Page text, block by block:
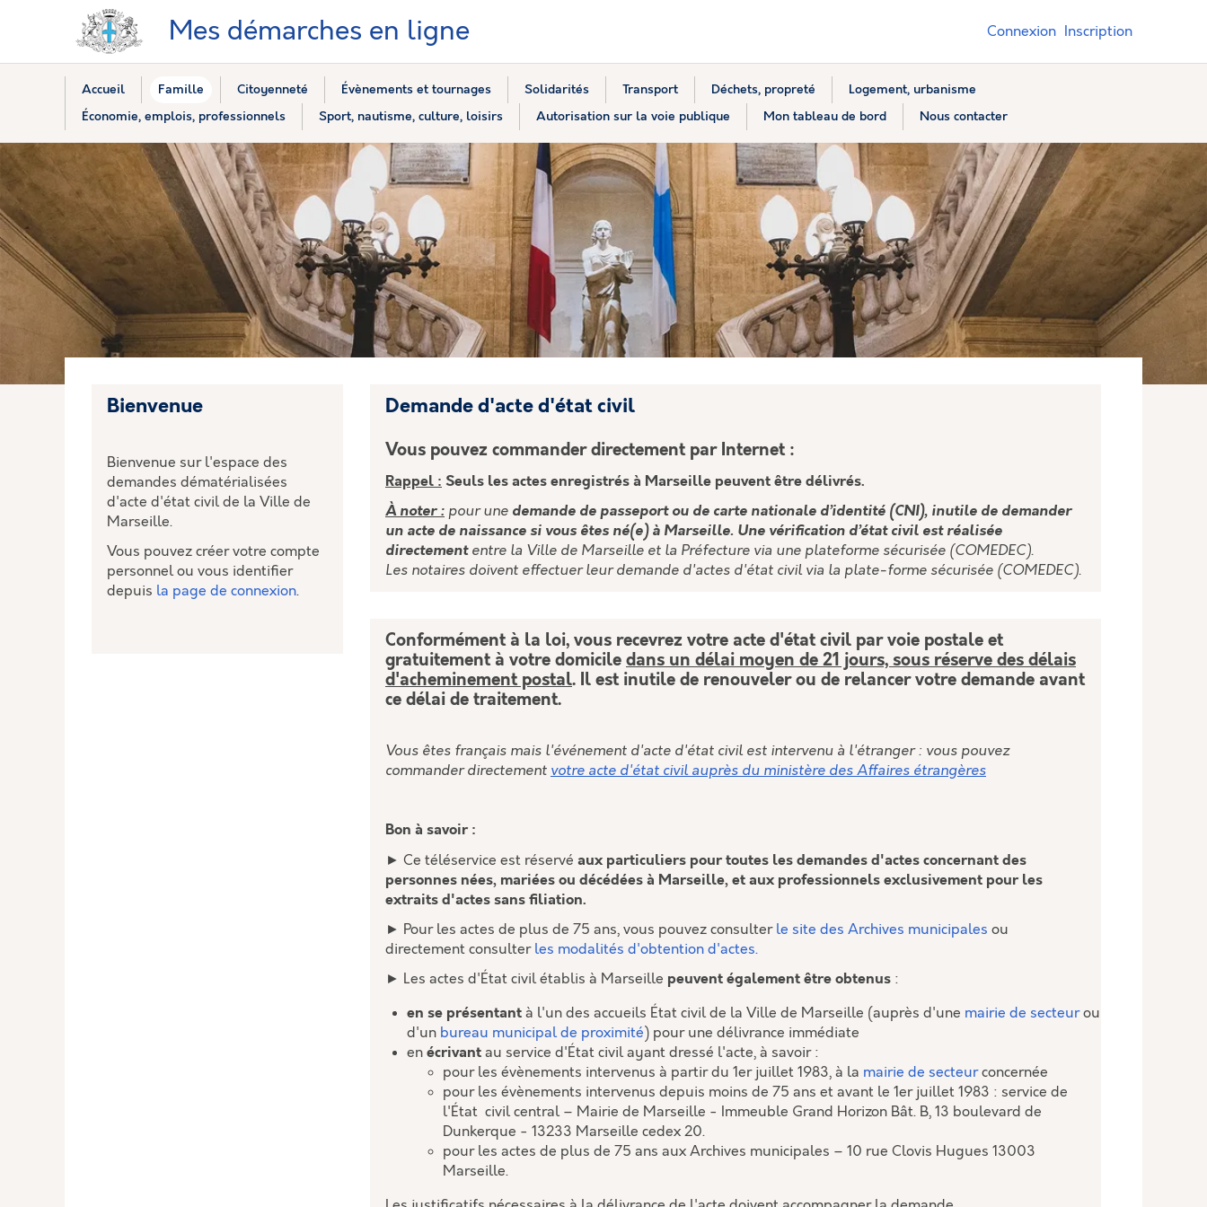
Mes démarches en ligne Connexion Inscription
Accueil Famille Citoyenneté Évènements et tournages Solidarités Transport Déchets, propreté
Logement, urbanisme
Économie, emplois, professionnels
Sport, nautisme, culture, loisirs Autorisation sur la voie publique Mon tableau de bord Nous contacter
Bienvenue
Bienvenue sur l'espace des
demandes dématérialisées
d'acte d'état civil de la Ville de
Marseille.
Vous pouvez créer votre compte
personnel ou vous identifier
depuis la page de connexion.
Demande d'acte d'état civil
Vous pouvez commander directement par Internet :
Rappel : Seuls les actes enregistrés à Marseille peuvent être délivrés.
À noter : pour une demande de passeport ou de carte nationale d’identité (CNI), inutile de demander
un acte de naissance si vous êtes né(e) à Marseille. Une vérification d’état civil est réalisée
directement entre la Ville de Marseille et la Préfecture via une plateforme sécurisée (COMEDEC).
Les notaires doivent effectuer leur demande d'actes d'état civil via la plate-forme sécurisée (COMEDEC).
Conformément à la loi, vous recevrez votre acte d'état civil par voie postale et
gratuitement à votre domicile dans un délai moyen de 21 jours, sous réserve des délais
d'acheminement postal. Il est inutile de renouveler ou de relancer votre demande avant
ce délai de traitement.
Vous êtes français mais l'événement d'acte d'état civil est intervenu à l'étranger : vous pouvez
commander directement votre acte d'état civil auprès du ministère des Affaires étrangères
Bon à savoir :
► Ce téléservice est réservé aux particuliers pour toutes les demandes d'actes concernant des
personnes nées, mariées ou décédées à Marseille, et aux professionnels exclusivement pour les
extraits d'actes sans filiation.
► Pour les actes de plus de 75 ans, vous pouvez consulter le site des Archives municipales ou
directement consulter les modalités d'obtention d'actes.
► Les actes d'État civil établis à Marseille peuvent également être obtenus :
en se présentant à l'un des accueils État civil de la Ville de Marseille (auprès d'une mairie de secteurou
d'un bureau municipal de proximité) pour une délivrance immédiate
en écrivant au service d'État civil ayant dressé l'acte, à savoir :
pour les évènements intervenus à partir du 1er juillet 1983, à la mairie de secteurconcernée
pour les évènements intervenus depuis moins de 75 ans et avant le 1er juillet 1983 : service de
l'État civil central – Mairie de Marseille - Immeuble Grand Horizon Bât. B, 13 boulevard de
Dunkerque - 13233 Marseille cedex 20.
pour les actes de plus de 75 ans aux Archives municipales – 10 rue Clovis Hugues 13003
Marseille.